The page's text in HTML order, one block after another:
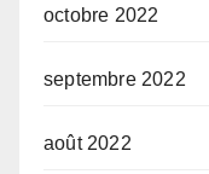
octobre 2022
septembre 2022
août 2022